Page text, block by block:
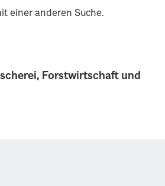
Forstwirtschaft und
einer anderen Suche.